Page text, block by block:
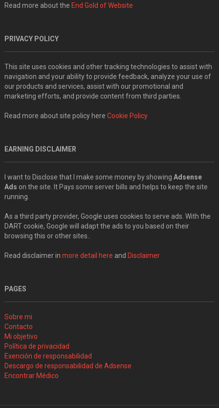
Read more about the End Gold of Website
PRIVACY POLICY
This site uses cookies and other tracking technologies to assist with
navigation and your ability to provide feedback, analyze your use of
our products and services, assist with our promotional and
marketing efforts, and provide content from third parties.
Read more about site policy here Cookie Policy
EARNING DISCLAIMER
I want to Disclose that I make some money by showing Adsense
Ads on the site. It Pays some server bills and helps to keep the site
running.
As a third party provider, Google uses cookies to serve ads. With the
DART cookie, Google will adapt the ads to you based on their
browsing this or other sites..
Read disclaimer in more detail here and Disclaimer
PAGES
Sobre mi
Contacto
Mi objetivo
Política de privacidad
Exención de responsabilidad
Descargo de responsabilidad de Adsense
Encontrar Médico